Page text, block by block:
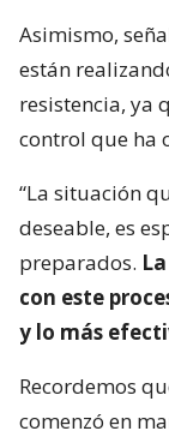
Asimismo,
están
resistencia, ya
control que ha
“La situación
deseable, es
preparados.
con este
y lo más
Recordemos
comenzó en